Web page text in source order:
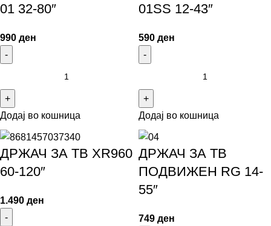
01 32-80″
990 ден
Додај во кошница
01SS 12-43″
590 ден
Додај во кошница
ДРЖАЧ ЗА ТВ XR960
60-120″
1.490 ден
ДРЖАЧ ЗА ТВ
ПОДВИЖЕН RG 14-
55″
749 ден